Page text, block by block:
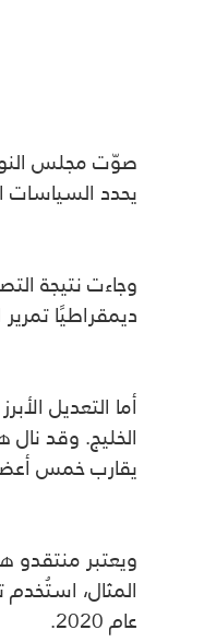
صوّت مجلس
يحدد السياسات
ديمقراطيًا
يقارب خمس
ويعتبر
عام 2020.